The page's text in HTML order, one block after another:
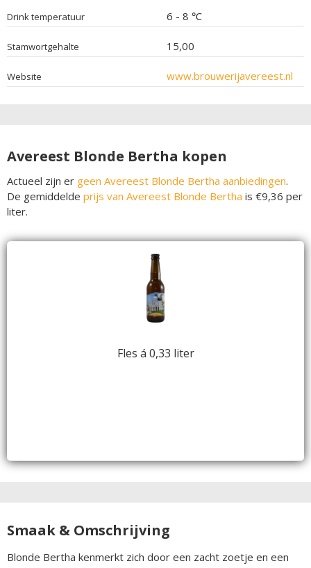
Drink temperatuur 6 - 8 ℃
Stamwortgehalte 15,00
Website www.brouwerijavereest.nl
Avereest Blonde Bertha kopen
Actueel zijn er geen Avereest Blonde Bertha aanbiedingen.
De gemiddelde prijs van Avereest Blonde Bertha is €9,36 per
liter.
Fles á 0,33 liter
Smaak & Omschrijving
Blonde Bertha kenmerkt zich door een zacht zoetje en een